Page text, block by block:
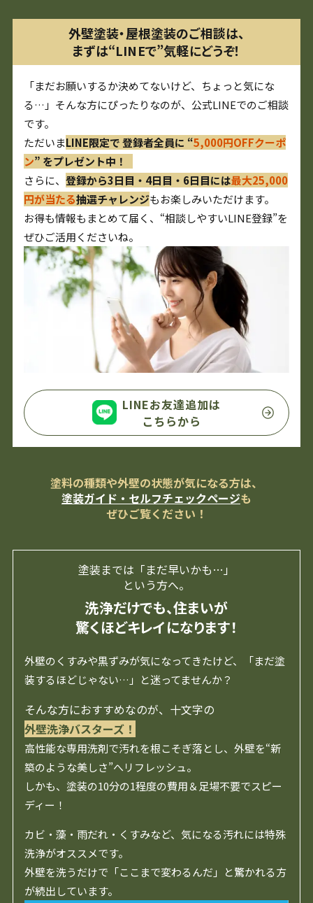
外壁塗装・屋根塗装のご相談は、
まずは“LINEで”気軽にどうぞ！
「まだお願いするか決めてないけど、ちょっと気にな
る…」そんな方にぴったりなのが、公式LINEでのご相談
です。
ただいまLINE限定で 登録者全員に “5,000円OFFクーポ
ン” をプレゼント中！
さらに、登録から3日目・4日目・6日目には最大25,000
円が当たる抽選チャレンジもお楽しみいただけます。
お得も情報もまとめて届く、“相談しやすいLINE登録”を
ぜひご活用くださいね。
LINEお友達追加は
こちらから
塗料の種類や外壁の状態が気になる方は、
塗装ガイド・セルフチェックページも
ぜひご覧ください！
塗装までは「まだ早いかも…」
という方へ。
洗浄だけでも、住まいが
驚くほどキレイになります！
外壁のくすみや黒ずみが気になってきたけど、「まだ塗
装するほどじゃない…」と迷ってませんか？
そんな方におすすめなのが、十文字の
外壁洗浄バスターズ！
高性能な専用洗剤で汚れを根こそぎ落とし、外壁を“新
築のような美しさ”へリフレッシュ。
しかも、塗装の10分の1程度の費用＆足場不要でスピー
ディー！
カビ・藻・雨だれ・くすみなど、気になる汚れには特殊
洗浄がオススメです。
外壁を洗うだけで「ここまで変わるんだ」と驚かれる方
が続出しています。